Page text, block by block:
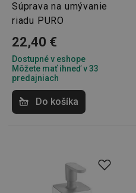
Súprava na umývanie
riadu PURO
22,40 €
Dostupné v eshope
Môžete mať ihneď v 33
predajniach
Do košíka